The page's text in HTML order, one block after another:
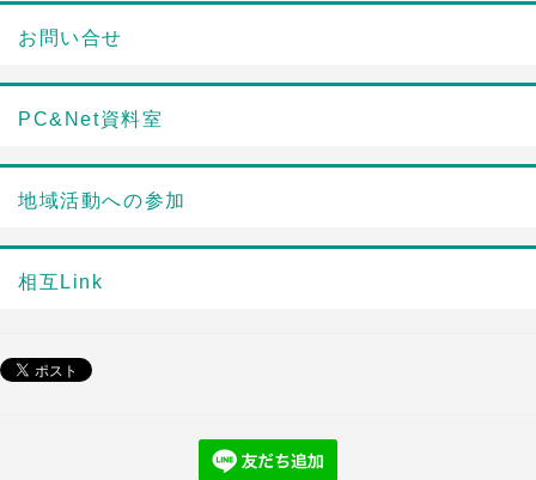
お問い合せ
PC&Net資料室
地域活動への参加
相互Link